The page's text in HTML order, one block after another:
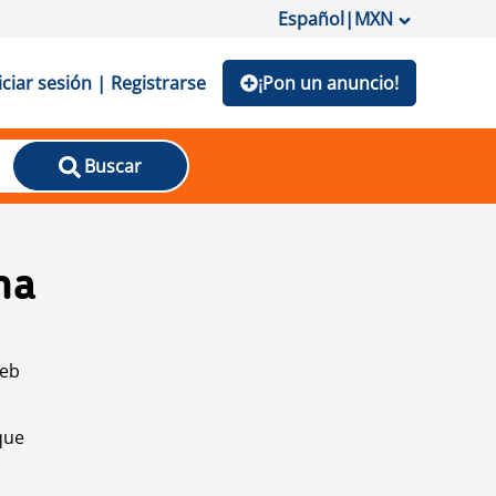
Español|MXN
sesión | Registrarse ¡Pon un anuncio!
Buscar